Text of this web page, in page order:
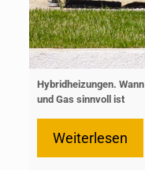
Hybridheizungen.
und Gas sinnvoll ist
Weiterlesen